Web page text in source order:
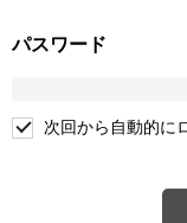
パスワード
次回から自動的に